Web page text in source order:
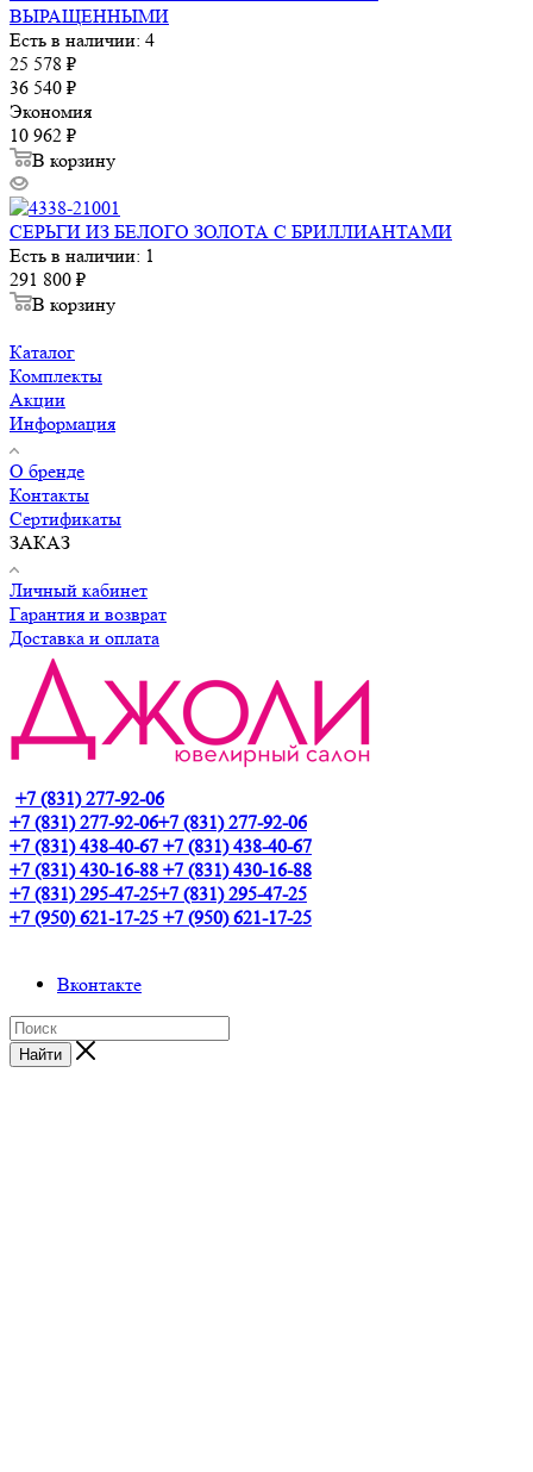
ВЫРАЩЕННЫМИ
Есть в наличии: 4
25 578 ₽
36 540 ₽
Экономия
10 962 ₽
В корзину
СЕРЬГИ ИЗ БЕЛОГО ЗОЛОТА С БРИЛЛИАНТАМИ
Есть в наличии: 1
291 800 ₽
В корзину
Каталог
Комплекты
Акции
Информация
О бренде
Контакты
Сертификаты
ЗАКАЗ
Личный кабинет
Гарантия и возврат
Доставка и оплата
+7 (831) 277-92-06
+7 (831) 277-92-06+7 (831) 277-92-06
+7 (831) 438-40-67 +7 (831) 438-40-67
+7 (831) 430-16-88 +7 (831) 430-16-88
+7 (831) 295-47-25+7 (831) 295-47-25
+7 (950) 621-17-25 +7 (950) 621-17-25
Вконтакте
Найти